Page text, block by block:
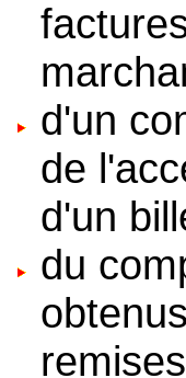
d'un
de
d'un
du